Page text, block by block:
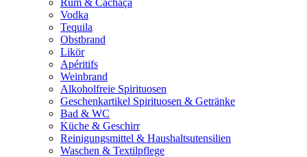
Rum & Cachaça
Vodka
Tequila
Obstbrand
Likör
Apéritifs
Weinbrand
Alkoholfreie Spirituosen
Geschenkartikel Spirituosen & Getränke
Bad & WC
Küche & Geschirr
Reinigungsmittel & Haushaltsutensilien
Waschen & Textilpflege